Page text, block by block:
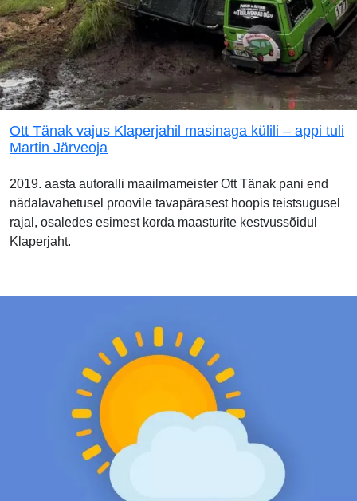
Ott Tänak vajus Klaperjahil masinaga külili – appi tuli
Martin Järveoja
2019. aasta autoralli maailmameister Ott Tänak pani end
nädalavahetusel proovile tavapärasest hoopis teistsugusel
rajal, osaledes esimest korda maasturite kestvussõidul
Klaperjaht.